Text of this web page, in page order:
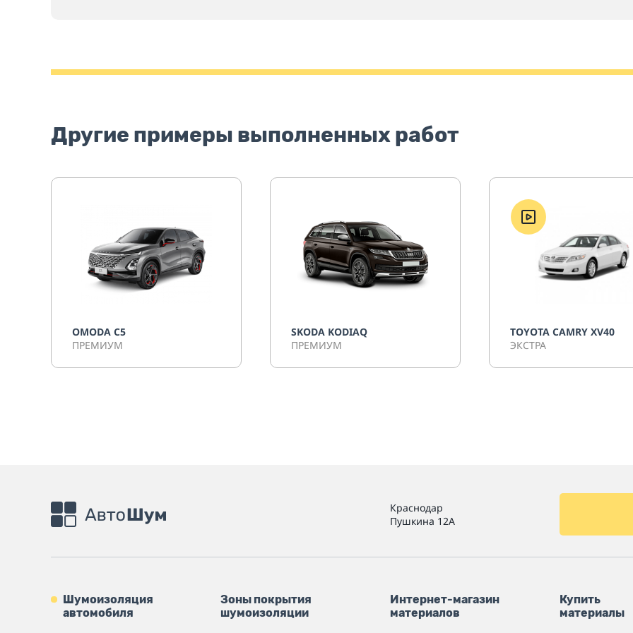
Другие примеры выполненных работ
OMODA C5
ПРЕМИУМ
SKODA KODIAQ
ПРЕМИУМ
TOYOTA CAMRY XV40
ЭКСТРА
Краснодар
Пушкина 12А
Шумоизоляция
автомобиля
Зоны покрытия
шумоизоляции
Интернет-магазин
материалов
Купить
материалы